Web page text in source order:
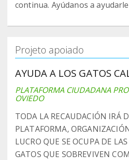
continua. Ayúdanos a
Projeto apoiado
AYUDA A LOS GATOS
PLATAFORMA CIUDADANA
OVIEDO
TODA LA RECAUDACIÓN IRÁ
PLATAFORMA,
LUCRO QUE SE OCUPA DE
GATOS QUE SOBREVIVEN